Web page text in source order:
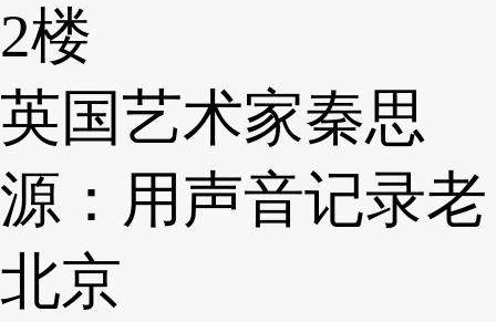
2楼
英国艺术家秦思
源：用声音记录老
北京